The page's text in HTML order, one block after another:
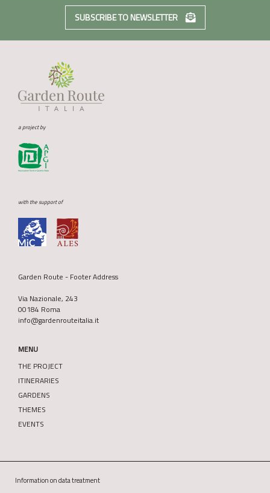
SUBSCRIBE TO NEWSLETTER
a project by
with the support of
Garden Route - Footer Address
Via Nazionale, 243
00184 Roma
info@gardenrouteitalia.it
MENU
THE PROJECT
ITINERARIES
GARDENS
THEMES
EVENTS
Information on data treatment